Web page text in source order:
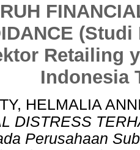
Retailing
Indonesia
HELMALIA
DISTRESS
Perusahaan